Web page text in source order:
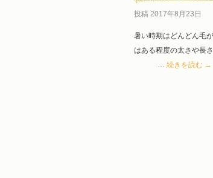
投稿 2017年8月23日
暑い時期はどんどん毛
はある程度の太さや
… 続きを読む →